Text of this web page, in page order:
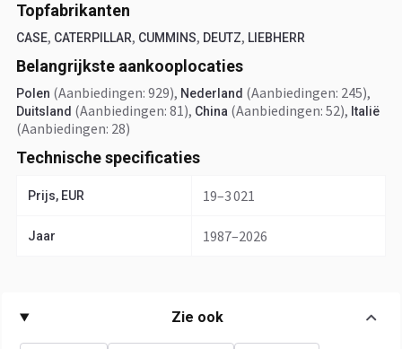
Topfabrikanten
CASE, CATERPILLAR, CUMMINS, DEUTZ, LIEBHERR
Belangrijkste aankooplocaties
Polen (Aanbiedingen: 929), Nederland (Aanbiedingen: 245),
Duitsland (Aanbiedingen: 81), China (Aanbiedingen: 52), Italië
(Aanbiedingen: 28)
Technische specificaties
Prijs, EUR 19–3 021
Jaar 1987–2026
Zie ook